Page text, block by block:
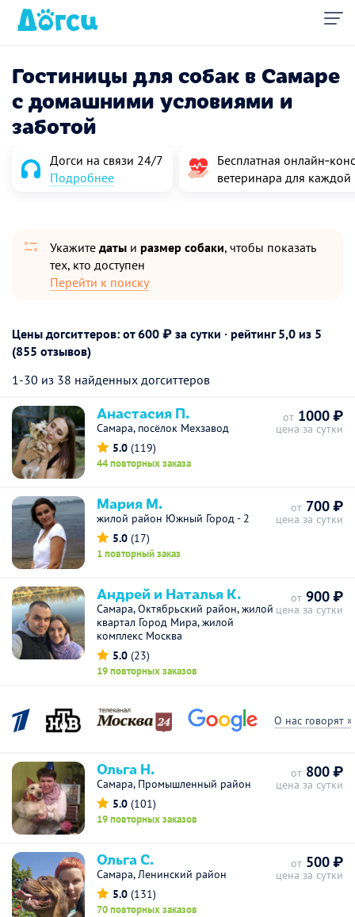
Гостиницы для собак в Самаре
с домашними условиями и
заботой
Догси на связи 24/7
Подробнее
Бесплатная
ветеринара для
Укажите даты и размер собаки, чтобы показать
тех, кто доступен
Перейти к поиску
Цены догситтеров: от 600 ₽ за сутки · рейтинг 5,0 из 5
(855 отзывов)
1-30 из 38 найденных догситтеров
Анастасия П.
Самара, посёлок Мехзавод
5.0 (119)
44 повторных заказа
от 1000 ₽
цена за сутки
Мария М.
жилой район Южный Город - 2
5.0 (17)
1 повторный заказ
от 700 ₽
цена за сутки
Андрей и Наталья К.
Самара, Октябрьский район, жилой
квартал Город Мира, жилой
комплекс Москва
5.0 (23)
19 повторных заказов
от 900 ₽
цена за сутки
О нас говорят »
Ольга Н.
Самара, Промышленный район
5.0 (101)
19 повторных заказов
от 800 ₽
цена за сутки
Ольга С.
Самара, Ленинский район
5.0 (131)
70 повторных заказов
от 500 ₽
цена за сутки